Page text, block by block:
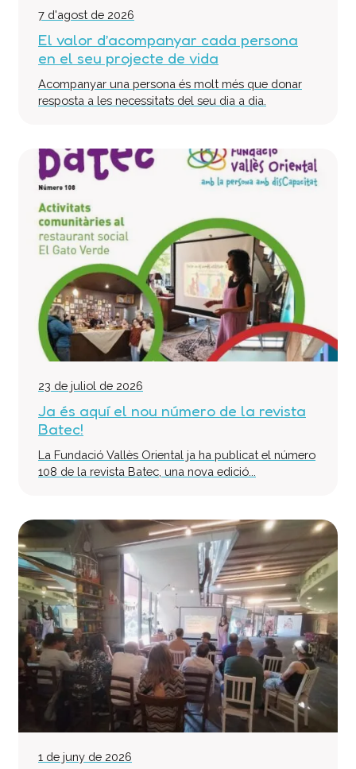
Donacions
Projectes
Notícies
Contacte
7 d'agost de 2026
El valor d’acompanyar cada persona
en el seu projecte de vida
Acompanyar una persona és molt més que donar
resposta a les necessitats del seu dia a dia.
23 de juliol de 2026
Ja és aquí el nou número de la revista
Batec!
La Fundació Vallès Oriental ja ha publicat el número
108 de la revista Batec, una nova edició...
1 de juny de 2026